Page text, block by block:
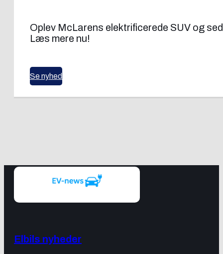
Oplev McLarens elektrificerede SUV og
Læs mere nu!
Se nyhed
Elbils nyheder